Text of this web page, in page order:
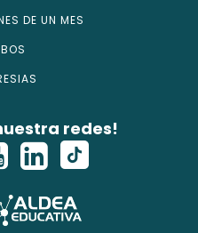
DE UN MES
redes!